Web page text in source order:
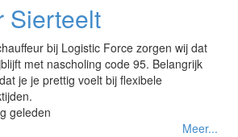
Sierteelt
bij Logistic Force zorgen wij dat
met nascholing code 95. Belangrijk
je je prettig voelt bij flexibele
geleden
Meer...